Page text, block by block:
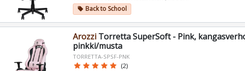
local_offer Back to School
ArozziTorretta SuperSoft - Pink,
pinkki/musta
TORRETTA-SPSF-PNK
star star star star star (2)